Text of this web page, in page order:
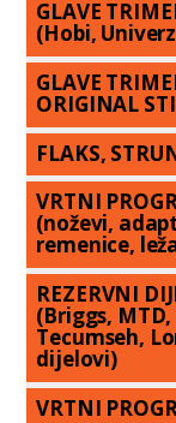
GLAVE
(Hobi,
GLAVE
ORIGINAL
FLAKS,
VRTNI
(noževi,
remenice,
REZERVNI
(Briggs, MTD,
Tecumseh,
dijelovi)
VRTNI